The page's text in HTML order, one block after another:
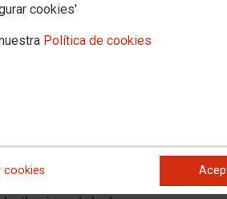
cookies'
Política de cookies
cookies
contra la
en
sindicatos en Granada una
mostrado su más rotunda
sexuales contra las mujeres, la
contra la violencia que se
un manifiesto conjunto